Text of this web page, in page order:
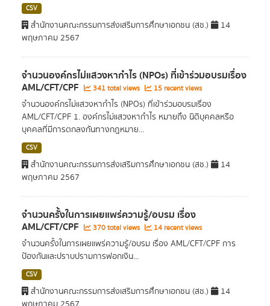
CSV
สำนักงานคณะกรรมการส่งเสริมการศึกษาเอกชน (สช.)
14
พฤษภาคม 2567
จำนวนองค์กรไม่แสวงหากำไร (NPOs) ที่เข้าร่วมอบรมเรื่อง
AML/CFT/CPF 341 total views 15 recent views
จำนวนองค์กรไม่แสวงหากำไร (NPOs) ที่เข้าร่วมอบรมเรื่อง
AML/CFT/CPF 1. องค์กรไม่แสวงหากำไร หมายถึง นิติบุคคลหรือ
บุคคลที่มีการตกลงกันทางกฎหมาย...
CSV
สำนักงานคณะกรรมการส่งเสริมการศึกษาเอกชน (สช.)
14
พฤษภาคม 2567
จำนวนครั้งในการเผยแพร่ความรู้/อบรม เรื่อง
AML/CFT/CPF 370 total views 14 recent views
จำนวนครั้งในการเผยแพร่ความรู้/อบรม เรื่อง AML/CFT/CPF การ
ป้องกันและปราบปรามการฟอกเงิน...
CSV
สำนักงานคณะกรรมการส่งเสริมการศึกษาเอกชน (สช.)
14